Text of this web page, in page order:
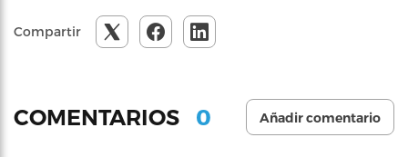
Compartir
COMENTARIOS 0 Añadir comentario